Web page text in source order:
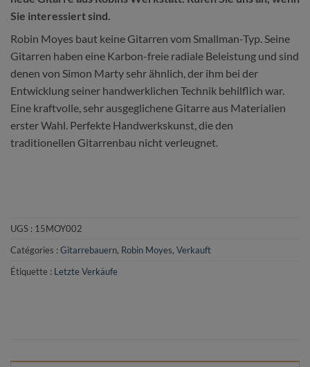
Sie interessiert sind.
Robin Moyes baut keine Gitarren vom Smallman-Typ. Seine
Gitarren haben eine Karbon-freie radiale Beleistung und sind
denen von Simon Marty sehr ähnlich, der ihm bei der
Entwicklung seiner handwerklichen Technik behilflich war.
Eine kraftvolle, sehr ausgeglichene Gitarre aus Materialien
erster Wahl. Perfekte Handwerkskunst, die den
traditionellen Gitarrenbau nicht verleugnet.
UGS : 15MOY002
Catégories :Gitarrebauern, Robin Moyes, Verkauft
Étiquette : Letzte Verkäufe